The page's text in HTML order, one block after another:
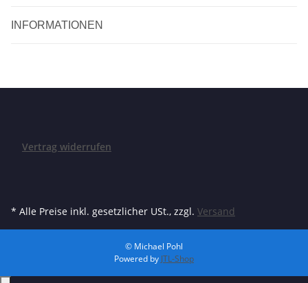
INFORMATIONEN
Vertrag widerrufen
* Alle Preise inkl. gesetzlicher USt., zzgl. Versand
© Michael Pohl
Powered by JTL-Shop